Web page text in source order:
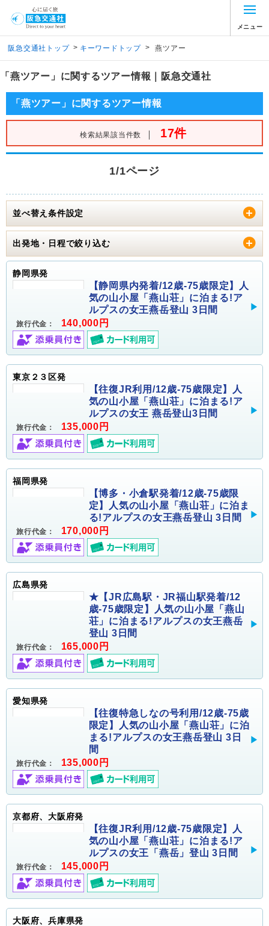
メニュー
阪急交通社トップ > キーワードトップ > 燕ツアー
「燕ツアー」に関するツアー情報｜阪急交通社
「燕ツアー」に関するツアー情報
検索結果該当件数 ｜ 17件
1/1ページ
並べ替え条件設定
出発地・日程で絞り込む
静岡県発
【静岡県内発着/12歳-75歳限定】人
気の山小屋「燕山荘」に泊まる!ア
ルプスの女王燕岳登山 3日間
旅行代金： 140,000円
東京２３区発
【往復JR利用/12歳-75歳限定】人
気の山小屋「燕山荘」に泊まる!ア
ルプスの女王 燕岳登山3日間
旅行代金： 135,000円
福岡県発
【博多・小倉駅発着/12歳-75歳限
定】人気の山小屋「燕山荘」に泊ま
る!アルプスの女王燕岳登山 3日間
旅行代金： 170,000円
広島県発
★【JR広島駅・JR福山駅発着/12
歳-75歳限定】人気の山小屋「燕山
荘」に泊まる!アルプスの女王燕岳
登山 3日間
旅行代金： 165,000円
愛知県発
【往復特急しなの号利用/12歳-75歳
限定】人気の山小屋「燕山荘」に泊
まる!アルプスの女王燕岳登山 3日
間
旅行代金： 135,000円
京都府、大阪府発
【往復JR利用/12歳-75歳限定】人
気の山小屋「燕山荘」に泊まる!ア
ルプスの女王「燕岳」登山 3日間
旅行代金： 145,000円
大阪府、兵庫県発